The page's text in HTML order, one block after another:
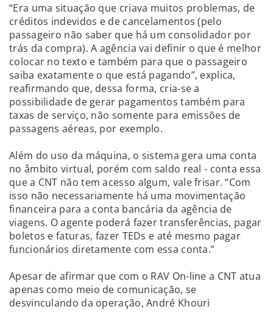
“Era uma situação que criava muitos problemas, de
créditos indevidos e de cancelamentos (pelo
passageiro não saber que há um consolidador por
trás da compra). A agência vai definir o que é melhor
colocar no texto e também para que o passageiro
saiba exatamente o que está pagando”, explica,
reafirmando que, dessa forma, cria-se a
possibilidade de gerar pagamentos também para
taxas de serviço, não somente para emissões de
passagens aéreas, por exemplo.
Além do uso da máquina, o sistema gera uma conta
no âmbito virtual, porém com saldo real - conta essa
que a CNT não tem acesso algum, vale frisar. “Com
isso não necessariamente há uma movimentação
financeira para a conta bancária da agência de
viagens. O agente poderá fazer transferências, pagar
boletos e faturas, fazer TEDs e até mesmo pagar
funcionários diretamente com essa conta.”
Apesar de afirmar que com o RAV On-line a CNT atua
apenas como meio de comunicação, se
desvinculando da operação, André Khouri